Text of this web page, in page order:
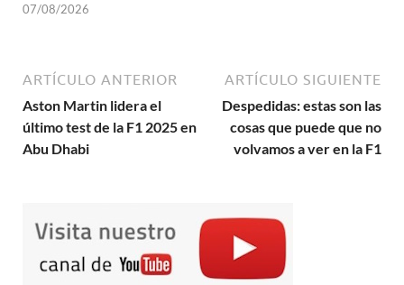
07/08/2026
ARTÍCULO ANTERIOR
Aston Martin lidera el
último test de la F1 2025 en
Abu Dhabi
ARTÍCULO SIGUIENTE
Despedidas: estas son las
cosas que puede que no
volvamos a ver en la F1